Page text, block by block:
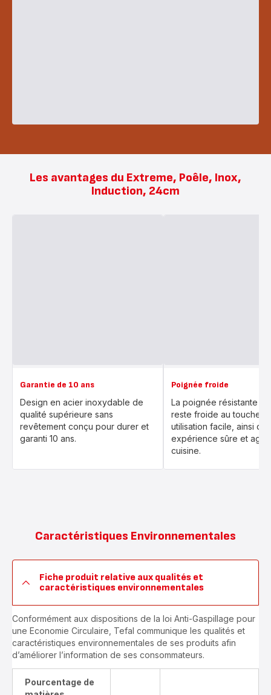
Les avantages du Extreme, Poêle, Inox,
Induction, 24cm
Garantie de 10 ans
Design en acier inoxydable de
qualité supérieure sans
revêtement conçu pour durer et
garanti 10 ans.
Poignée froide
La poignée résistante à
reste froide au toucher
utilisation facile, ainsi
expérience sûre et
cuisine.
Caractéristiques Environnementales
Fiche produit relative aux qualités et
caractéristiques environnementales
Conformément aux dispositions de la loi Anti-Gaspillage pour
une Economie Circulaire, Tefal communique les qualités et
caractéristiques environnementales de ses produits afin
d’améliorer l’information de ses consommateurs.
Pourcentage de